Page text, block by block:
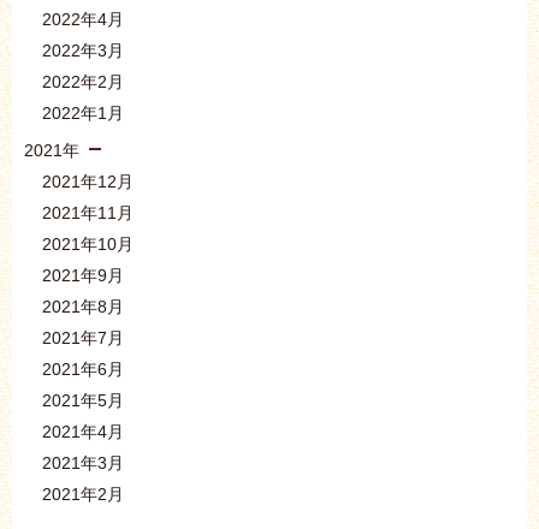
2022年4月
2022年3月
2022年2月
2022年1月
2021年
2021年12月
2021年11月
2021年10月
2021年9月
2021年8月
2021年7月
2021年6月
2021年5月
2021年4月
2021年3月
2021年2月